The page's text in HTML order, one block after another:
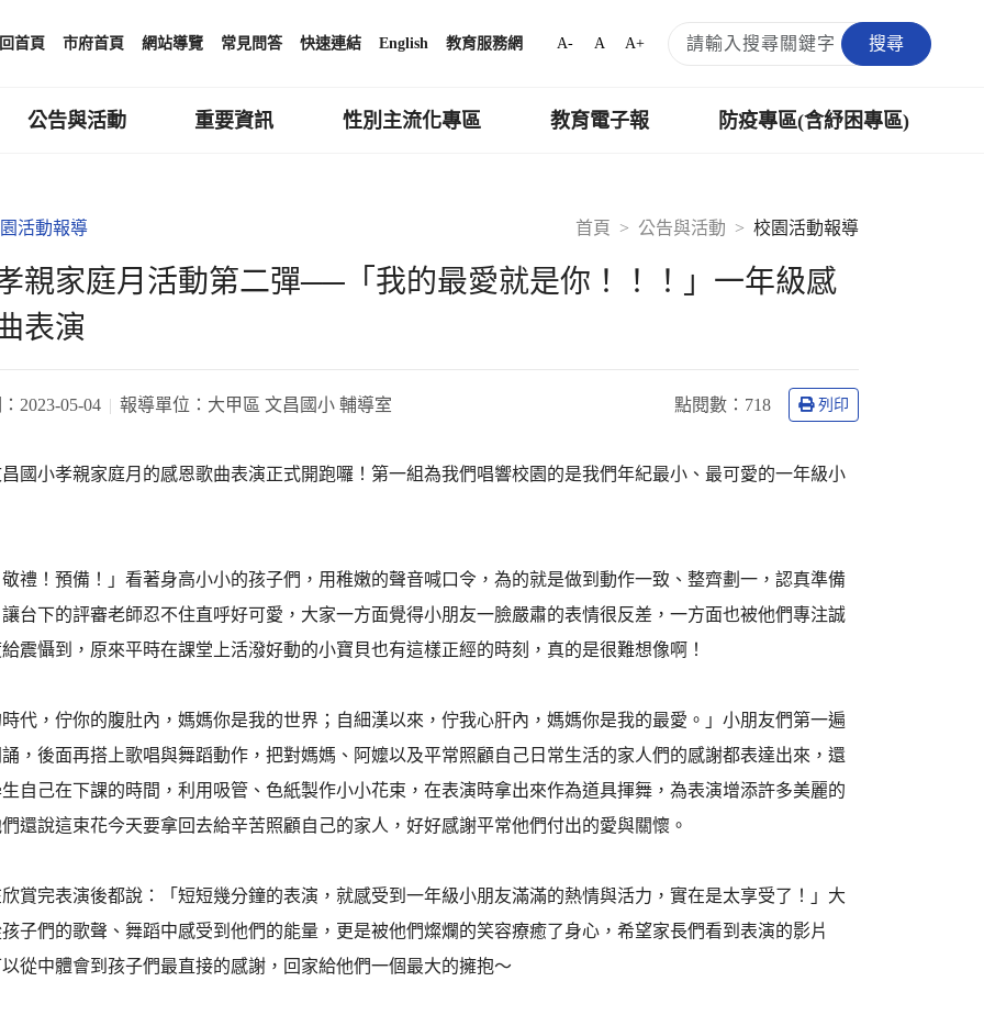
回首頁 市府首頁 網站導覽 常見問答 快速連結 English 教育服務網 A- A A+ 搜尋
公告與活動 重要資訊 性別主流化專區 教育電子報 防疫專區(含紓困專區)
首頁 公告與活動 校園活動報導
活動報導
親家庭月活動第二彈──「我的最愛就是你！！！」一年級感
表演
2023-05-04 報導單位： 大甲區 文昌國小 輔導室 點閱數： 718 列印
國小孝親家庭月的感恩歌曲表演正式開跑囉！第一組為我們唱響校園的是我們年紀最小、最可愛的一年級小
禮！預備！」看著身高小小的孩子們，用稚嫩的聲音喊口令，為的就是做到動作一致、整齊劃一，認真準備
台下的評審老師忍不住直呼好可愛，大家一方面覺得小朋友一臉嚴肅的表情很反差，一方面也被他們專注誠
震懾到，原來平時在課堂上活潑好動的小寶貝也有這樣正經的時刻，真的是很難想像啊！
代，佇你的腹肚內，媽媽你是我的世界；自細漢以來，佇我心肝內，媽媽你是我的最愛。」小朋友們第一遍
，後面再搭上歌唱與舞蹈動作，把對媽媽、阿嬤以及平常照顧自己日常生活的家人們的感謝都表達出來，還
自己在下課的時間，利用吸管、色紙製作小小花束，在表演時拿出來作為道具揮舞，為表演增添許多美麗的
還說這束花今天要拿回去給辛苦照顧自己的家人，好好感謝平常他們付出的愛與關懷。
賞完表演後都說：「短短幾分鐘的表演，就感受到一年級小朋友滿滿的熱情與活力，實在是太享受了！」大
子們的歌聲、舞蹈中感受到他們的能量，更是被他們燦爛的笑容療癒了身心，希望家長們看到表演的影片
從中體會到孩子們最直接的感謝，回家給他們一個最大的擁抱～